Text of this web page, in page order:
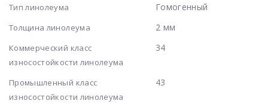
Тип линолеума Гомогенный
Толщина линолеума 2 мм
Коммерческий класс
износостойкости линолеума
34
Промышленный класс
износостойкости линолеума
43